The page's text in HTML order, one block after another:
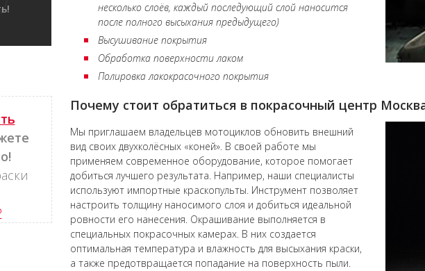
несколько слоёв, каждый последующий слой наносится
после полного высыхания предыдущего)
Высушивание покрытия
Обработка поверхности лаком
Полировка лакокрасочного покрытия
Почему стоит обратиться в покрасочный центр
Мы приглашаем владельцев мотоциклов обновить внешний
вид своих двухколёсных «коней». В своей работе мы
применяем современное оборудование, которое помогает
добиться лучшего результата. Например, наши специалисты
используют импортные краскопульты. Инструмент позволяет
настроить толщину наносимого слоя и добиться идеальной
ровности его нанесения. Окрашивание выполняется в
специальных покрасочных камерах. В них создается
оптимальная температура и влажность для высыхания краски,
а также предотвращается попадание на поверхность пыли.